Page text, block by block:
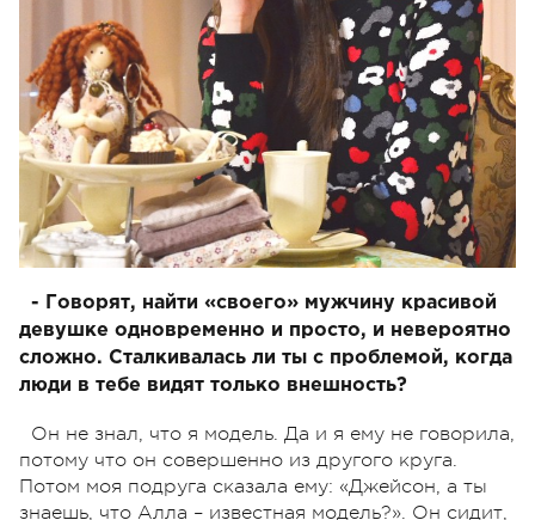
- Говорят, найти «своего» мужчину красивой
девушке одновременно и просто, и невероятно
сложно. Сталкивалась ли ты с проблемой, когда
люди в тебе видят только внешность?
Он не знал, что я модель. Да и я ему не говорила,
потому что он совершенно из другого круга.
Потом моя подруга сказала ему: «Джейсон, а ты
знаешь, что Алла – известная модель?». Он сидит,